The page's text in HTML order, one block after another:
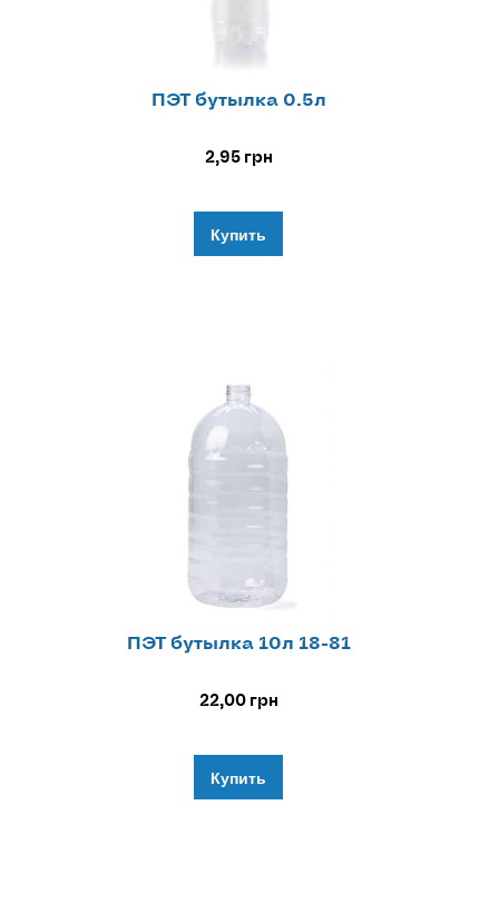
ПЭТ бутылка 0.5л
2,95 грн
Купить
ПЭТ бутылка 10л 18-81
22,00 грн
Купить